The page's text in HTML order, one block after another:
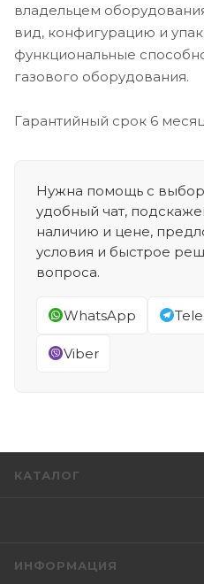
владельцем
вид, конфигурацию и
функциональные
газового оборудования.
Гарантийный срок 6
Нужна помощь с
удобный чат,
наличию и цене,
условия и быстрое
вопроса.
WhatsApp
Viber
КАТАЛОГ
ИНФОРМАЦИЯ